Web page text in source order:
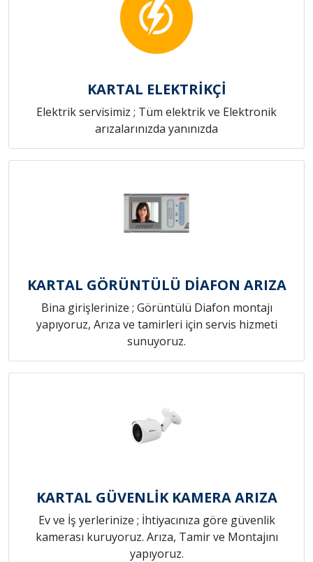
KARTAL ELEKTRİKÇİ
Elektrik servisimiz ; Tüm elektrik ve Elektronik
arızalarınızda yanınızda
KARTAL GÖRÜNTÜLÜ DİAFON ARIZA
Bina girişlerinize ; Görüntülü Diafon montajı
yapıyoruz, Arıza ve tamirleri için servis hizmeti
sunuyoruz.
KARTAL GÜVENLİK KAMERA ARIZA
Ev ve İş yerlerinize ; İhtiyacınıza göre güvenlik
kamerası kuruyoruz. Arıza, Tamir ve Montajını
yapıyoruz.